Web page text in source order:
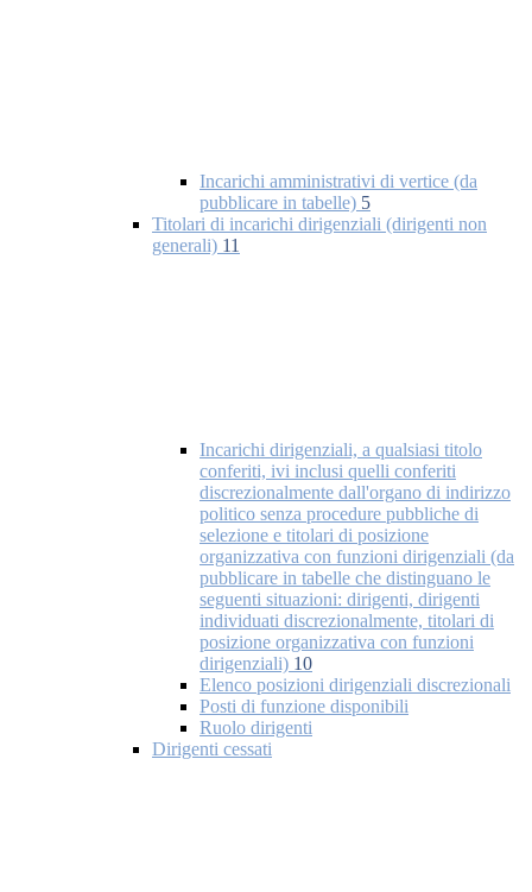
Incarichi amministrativi di vertice (da
pubblicare in tabelle) 5
Titolari di incarichi dirigenziali (dirigenti non
generali) 11
Incarichi dirigenziali, a qualsiasi titolo
conferiti, ivi inclusi quelli conferiti
discrezionalmente dall'organo di indirizzo
politico senza procedure pubbliche di
selezione e titolari di posizione
organizzativa con funzioni dirigenziali (da
pubblicare in tabelle che distinguano le
seguenti situazioni: dirigenti, dirigenti
individuati discrezionalmente, titolari di
posizione organizzativa con funzioni
dirigenziali) 10
Elenco posizioni dirigenziali discrezionali
Posti di funzione disponibili
Ruolo dirigenti
Dirigenti cessati